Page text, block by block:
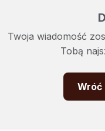
Twoja wiadomość
Tobą
Wróć